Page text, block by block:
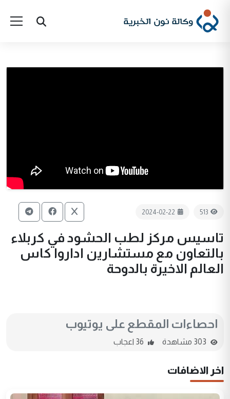
513
2024-02-22
تاسيس مركز لطب الحشود في كربلاء
بالتعاون مع مستشارين اداروا كاس
العالم الاخيرة بالدوحة
احصاءات المقطع على يوتيوب
اخر الاضافات